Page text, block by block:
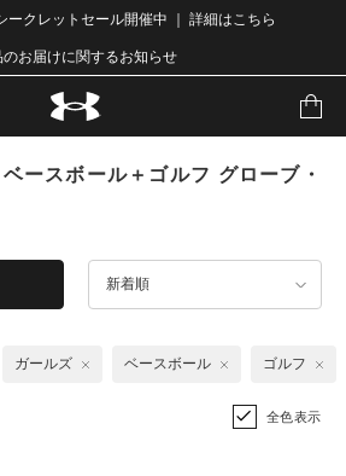
ークレットセール開催中 ｜ 詳細はこちら
のお届けに関するお知らせ
ースボール＋ゴルフ グローブ・
新着順
ガールズ ベースボール ゴルフ
全色表示